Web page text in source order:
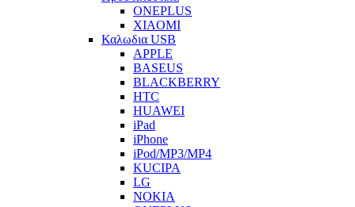
ONEPLUS
XIAOMI
Καλωδια USB
APPLE
BASEUS
BLACKBERRY
HTC
HUAWEI
iPad
iPhone
iPod/MP3/MP4
KUCIPA
LG
NOKIA